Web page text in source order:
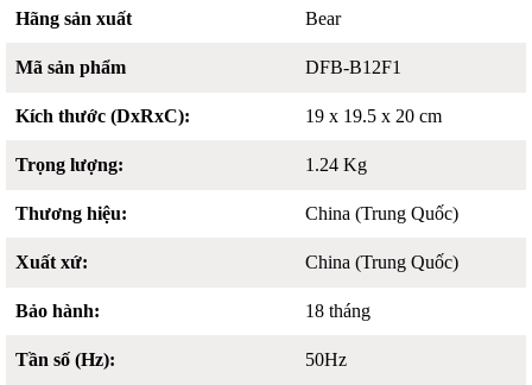
Hãng sản xuất Bear
Mã sản phẩm DFB-B12F1
Kích thước (DxRxC): 19 x 19.5 x 20 cm
Trọng lượng: 1.24 Kg
Thương hiệu: China (Trung Quốc)
Xuất xứ: China (Trung Quốc)
Bảo hành: 18 tháng
Tần số (Hz): 50Hz